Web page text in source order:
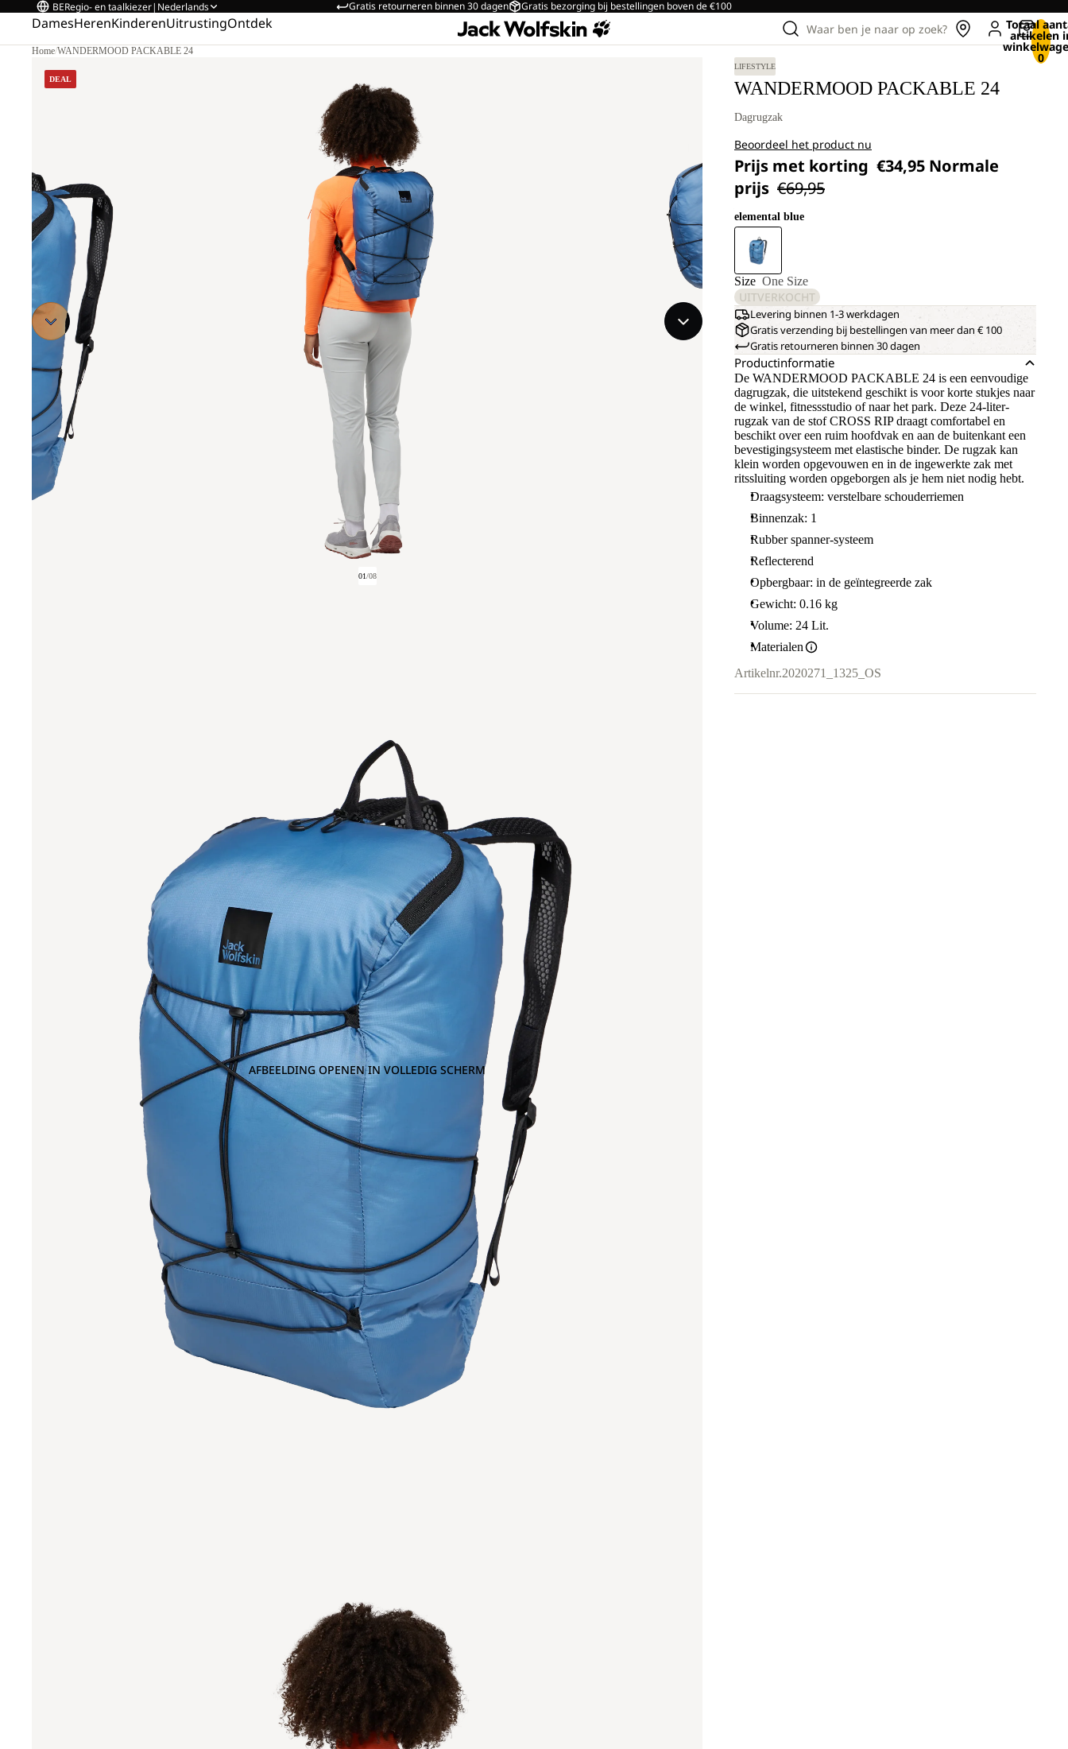
Gratis retourneren binnen 30 dagen Gratis bezorging bij bestellingen boven de €100
BERegio- en taalkiezer| Nederlands
DamesHerenKinderenUitrustingOntdek Waar ben je naar op zoek? Totaal
artikelen
0
Home/WANDERMOOD PACKABLE 24
DEAL
01/08
AFBEELDING OPENEN IN VOLLEDIG SCHERM
LIFESTYLE
WANDERMOOD PACKABLE 24
Dagrugzak
Beoordeel het product nu
Prijs met korting €34,95 Normale
prijs €69,95
elemental blue
Size One Size
UITVERKOCHT
Levering binnen 1-3 werkdagen
Gratis verzending bij bestellingen van meer dan € 100
Gratis retourneren binnen 30 dagen
Productinformatie
De WANDERMOOD PACKABLE 24 is een eenvoudige
dagrugzak, die uitstekend geschikt is voor korte stukjes naar
de winkel, fitnessstudio of naar het park. Deze 24-liter-
rugzak van de stof CROSS RIP draagt comfortabel en
beschikt over een ruim hoofdvak en aan de buitenkant een
bevestigingsysteem met elastische binder. De rugzak kan
klein worden opgevouwen en in de ingewerkte zak met
ritssluiting worden opgeborgen als je hem niet nodig hebt.
Draagsysteem: verstelbare schouderriemen
Binnenzak: 1
Rubber spanner-systeem
Reflecterend
Opbergbaar: in de geïntegreerde zak
Gewicht: 0.16 kg
Volume: 24 Lit.
Materialen
Artikelnr.2020271_1325_OS